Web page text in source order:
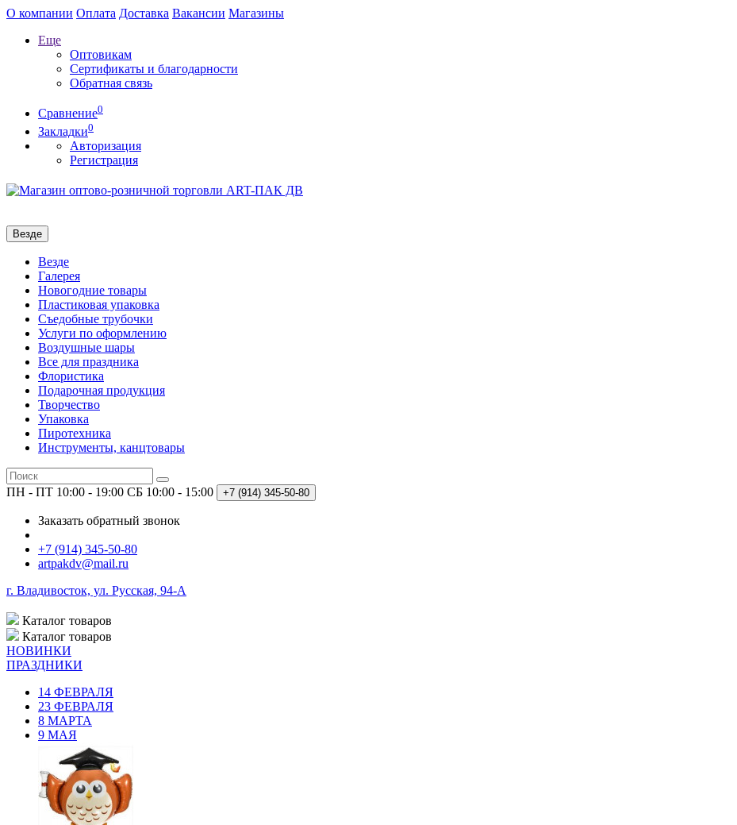
О компании Оплата Доставка Вакансии Магазины
Еще
Оптовикам
Сертификаты и благодарности
Обратная связь
Сравнение0
Закладки0
Авторизация
Регистрация
Везде
Везде
Галерея
Новогодние товары
Пластиковая упаковка
Съедобные трубочки
Услуги по оформлению
Воздушные шары
Все для праздника
Флористика
Подарочная продукция
Творчество
Упаковка
Пиротехника
Инструменты, канцтовары
ПН - ПТ 10:00 - 19:00 СБ 10:00 - 15:00 +7 (914) 345-50-80
Заказать обратный звонок
+7 (914) 345-50-80
artpakdv@mail.ru
г. Владивосток, ул. Русская, 94-А
Каталог товаров
Каталог товаров
НОВИНКИ
ПРАЗДНИКИ
14 ФЕВРАЛЯ
23 ФЕВРАЛЯ
8 МАРТА
9 МАЯ